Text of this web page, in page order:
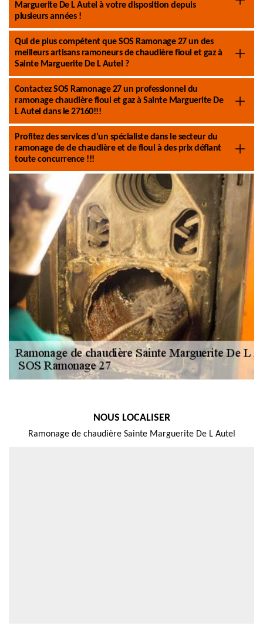
Marguerite De L Autel à votre disposition depuis
plusieurs années !
Qui de plus compétent que SOS Ramonage 27 un des
meilleurs artisans ramoneurs de chaudière fioul et gaz à
Sainte Marguerite De L Autel ?
Contactez SOS Ramonage 27 un professionnel du
ramonage chaudière fioul et gaz à Sainte Marguerite De
L Autel dans le 27160!!!
Profitez des services d’un spécialiste dans le secteur du
ramonage de de chaudière et de fioul à des prix défiant
toute concurrence !!!
NOUS LOCALISER
Ramonage de chaudière Sainte Marguerite De L Autel